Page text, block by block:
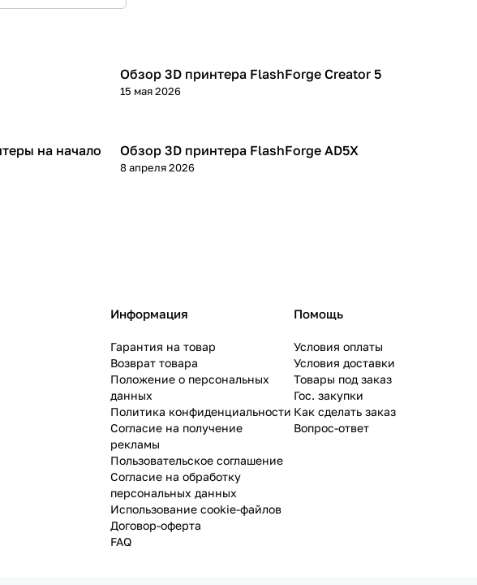
3D принтеры
Обзор 3D принтера FlashForge Creator 5
15 мая 2026
на начало
3D принтеры
Обзор 3D принтера FlashForge AD5X
8 апреля 2026
Информация
Гарантия на товар
Возврат товара
Положение о персональных
данных
Политика конфиденциальности
Согласие на получение
рекламы
Пользовательское соглашение
Согласие на обработку
персональных данных
Использование cookie-файлов
Договор-оферта
FAQ
Помощь
Условия оплаты
Условия доставки
Товары под заказ
Гос. закупки
Как сделать заказ
Вопрос-ответ